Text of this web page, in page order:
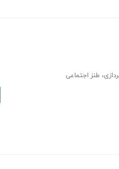
، طنز اجتماعی